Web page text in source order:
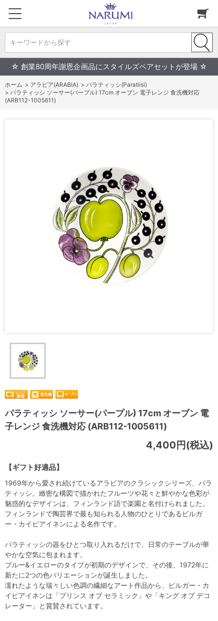
キーワードから探す
☆ 創業80周年謝恩企画品にスタイルズペアセットが登場 ☆
ホーム > アラビア(ARABIA) > パラティッシ(Paratiisi)
> パラティッシ ソーサー(パープル) 17cm オーブン 電子レンジ 食洗機対応
(ARB112-1005611)
パラティッシ ソーサー(パープル) 17cm オーブン 電
子レンジ 食洗機対応 (ARB112-1005611)
【ギフト好適品】
4,400円(税込)
1969年から愛され続けているアラビアのクラシックシリーズ、パラ
ティッシ。緻密な構図で描かれたフルーツや花々と鮮やかな色彩が
魅惑的なデザインは、フィンランド語で楽園と名付けられました。
フィンランドで陶芸界で最も知られる人物のひとりであるビルガ
ー・カイピアイネンによる名作です。
パラティッシの器をひとつ取り入れるだけで、日常のテーブルが華
やかな空気に包まれます。
ブルー&イエローのタイプが初期のデザインで、その後、1972年に
新たに2つの色バリエーションが誕生しました。
濡れたような瑞々しい色調の繊細なアート作品から、ビルガー・カ
イピアイネンは「プリンス オブ セラミック」や「キング オブ デコ
レーター」と賞賛されています。